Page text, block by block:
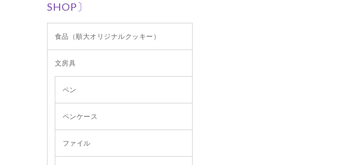
SHOP〕
食品（順大オリジナルクッキー）
文房具
ペン
ペンケース
ファイル